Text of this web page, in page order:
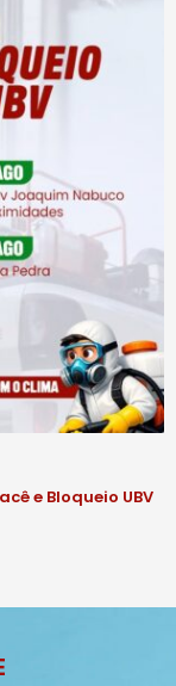
e Bloqueio UBV